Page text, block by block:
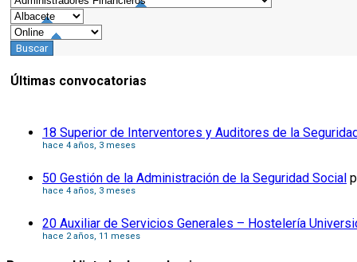
Últimas convocatorias
18 Superior de Interventores y Auditores de la
hace 4 años, 3 meses
50 Gestión de la Administración de la Seguridad Social
hace 4 años, 3 meses
20 Auxiliar de Servicios Generales – Hostelería
hace 2 años, 11 meses